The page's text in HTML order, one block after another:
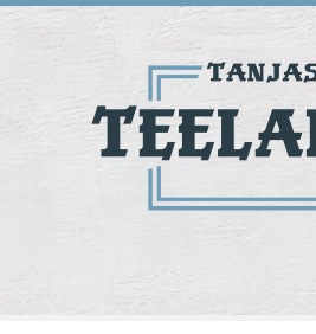
Geschäft